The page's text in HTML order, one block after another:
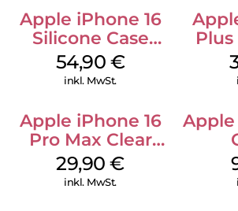
Apple iPhone 16
Silicone Case
MagSafe Lake
Green
54,90 €
inkl. MwSt.
Plus
Apple iPhone 16
Pro Max Clear
Case MagSafe
Transparent
29,90€
inkl. MwSt.
Apple